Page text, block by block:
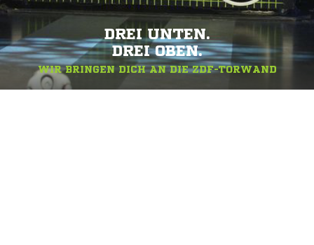
DREI UNTEN.
DREI OBEN.
WIR BRINGEN DICH AN DIE ZDF-TORWAND